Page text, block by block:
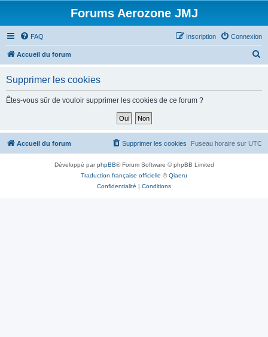
Forums Aerozone JMJ
FAQ Connexion
Inscription
Accueil du forum
h
Supprimer les cookies
Êtes-vous sûr de vouloir supprimer les cookies de ce forum ?
Accueil du forum Fuseau horaire sur UTC
Supprimer les cookies
Développé parphpBB® Forum Software © phpBB Limited
Traduction française officielle ©Qiaeru
Confidentialité | Conditions